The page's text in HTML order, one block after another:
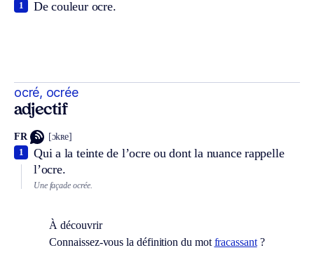
De couleur ocre.
1
ocré, ocrée
adjectif
FR [ɔkʀe]
Qui a la teinte de l’ocre ou dont la nuance rappelle
l’ocre.
1
Une façade ocrée.
À découvrir
Connaissez-vous la définition du mot fracassant?